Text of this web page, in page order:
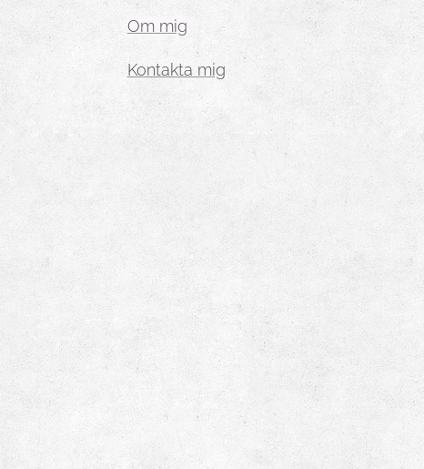
Om mig
Kontakta mig